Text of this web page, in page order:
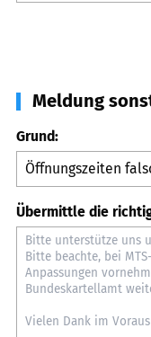
Meldung
Grund:
Übermittle die